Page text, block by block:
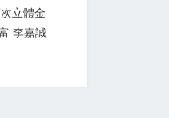
立體金
李嘉誠